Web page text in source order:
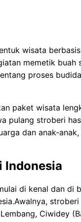
wisata
memetik buah
proses
paket wisata
pulang stroberi
dan anak-
Indonesia
di kenal dan di
Ciwidey